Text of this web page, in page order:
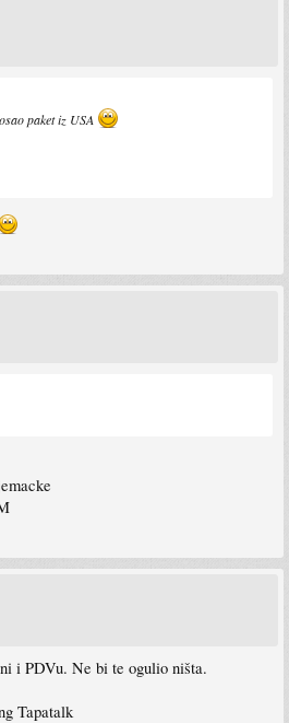
paket iz USA
i PDVu. Ne bi te ogulio ništa.
Tapatalk